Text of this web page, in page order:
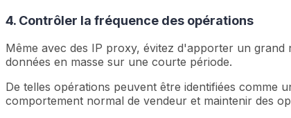
4. Contrôler la fréquence des opérations
Même avec des IP proxy, évitez d'apporter un
données en masse sur une courte période.
De telles opérations peuvent être identifiées comme
comportement normal de vendeur et maintenir des